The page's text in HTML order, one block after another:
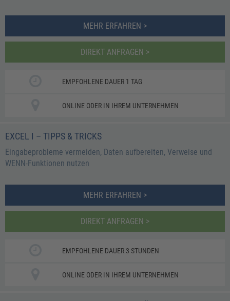
MEHR ERFAHREN >
DIREKT ANFRAGEN >
EMPFOHLENE DAUER 1 TAG
ONLINE ODER IN IHREM UNTERNEHMEN
EXCEL I – TIPPS & TRICKS
Eingabeprobleme vermeiden, Daten aufbereiten, Verweise und
WENN-Funktionen nutzen
MEHR ERFAHREN >
DIREKT ANFRAGEN >
EMPFOHLENE DAUER 3 STUNDEN
ONLINE ODER IN IHREM UNTERNEHMEN